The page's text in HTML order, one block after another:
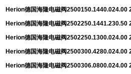
Herion德国海隆电磁阀2500150.1440.024.00
Herion德国海隆电磁阀2502250.1441.230.50
Herion德国海隆电磁阀2502250.1300.024.00
Herion德国海隆电磁阀2500300.4280.024.00
Herion德国海隆电磁阀2500306.0800.024.00